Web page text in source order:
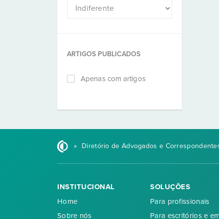
ARTIGOS PUBLICADOS
Apenas com artigos
» Diretório de Advogados e
INSTITUCIONAL
Home
Sobre nós
SOLUÇÕES
Para profissionais
Para escritórios e